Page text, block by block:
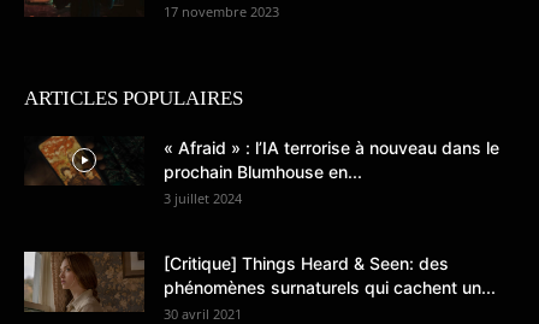
17 novembre 2023
ARTICLES POPULAIRES
« Afraid » : l’IA terrorise à nouveau dans le
prochain Blumhouse en...
3 juillet 2024
[Critique] Things Heard & Seen: des
phénomènes surnaturels qui cachent un...
30 avril 2021